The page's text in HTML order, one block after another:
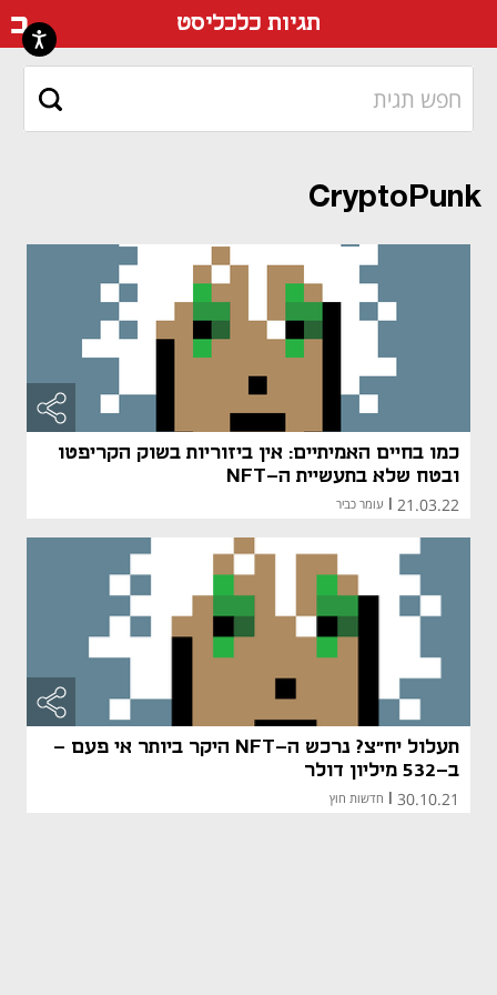
תגיות כלכליסט
CryptoPunk
כמו בחיים האמיתיים: אין ביזוריות בשוק הקריפטו
ובטח שלא בתעשיית ה-NFT
21.03.22 עומר כביר
תעלול יח"צ? נרכש ה-NFT היקר ביותר אי פעם -
ב-532 מיליון דולר
30.10.21 חדשות חוץ